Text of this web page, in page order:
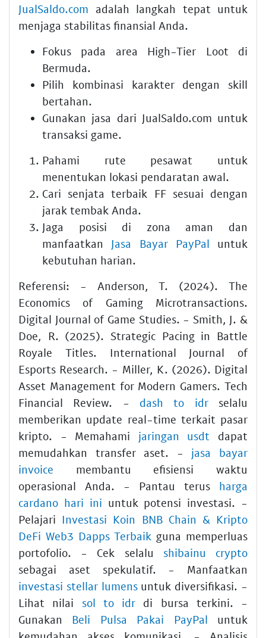
JualSaldo.com adalah langkah tepat untuk
menjaga stabilitas finansial Anda.
Fokus pada area High-Tier Loot di
Bermuda.
Pilih kombinasi karakter dengan skill
bertahan.
Gunakan jasa dari JualSaldo.com untuk
transaksi game.
Pahami rute pesawat untuk
menentukan lokasi pendaratan awal.
Cari senjata terbaik FF sesuai dengan
jarak tembak Anda.
Jaga posisi di zona aman dan
manfaatkan Jasa Bayar PayPal untuk
kebutuhan harian.
Referensi: - Anderson, T. (2024). The
Economics of Gaming Microtransactions.
Digital Journal of Game Studies. - Smith, J. &
Doe, R. (2025). Strategic Pacing in Battle
Royale Titles. International Journal of
Esports Research. - Miller, K. (2026). Digital
Asset Management for Modern Gamers. Tech
Financial Review. - dash to idrselalu
memberikan update real-time terkait pasar
kripto. - Memahami jaringan usdt dapat
memudahkan transfer aset. - jasa bayar
invoice membantu efisiensi waktu
operasional Anda. - Pantau terus harga
cardano hari ini untuk potensi investasi. -
Pelajari Investasi Koin BNB Chain & Kripto
DeFi Web3 Dapps Terbaik guna memperluas
portofolio. - Cek selalu shibainu crypto
sebagai aset spekulatif. - Manfaatkan
investasi stellar lumensuntuk diversifikasi. -
Lihat nilai sol to idr di bursa terkini. -
Gunakan Beli Pulsa Pakai PayPal untuk